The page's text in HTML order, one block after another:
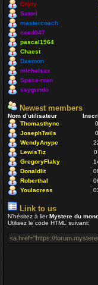
Enjoy
Satori
mastercoach
ceed047
pascal1964
Chaest
Daemon
michelsax
Space-man
seygundo
Newest members
Nom d’utilisateur
Thomasthync
JosephTwils
WendyAnype
LewisTiz
GregoryFlaky
Donaldlit
Roberthal
Youlacress
Link to us
N’hésitez à lierMystere du
Utilisez le code HTML suivant: